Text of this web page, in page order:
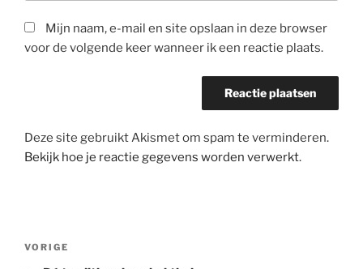
Mijn naam, e-mail en site opslaan in deze browser
voor de volgende keer wanneer ik een reactie plaats.
Deze site gebruikt Akismet om spam te verminderen.
Bekijk hoe je reactie gegevens worden verwerkt.
Bericht
Vorig
VORIGE